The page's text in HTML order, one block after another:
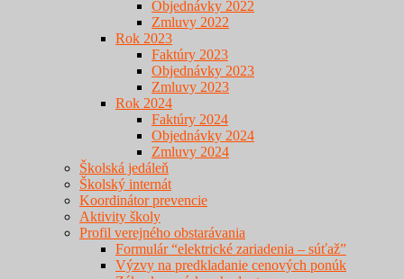
Objednávky 2022
Zmluvy 2022
Rok 2023
Faktúry 2023
Objednávky 2023
Zmluvy 2023
Rok 2024
Faktúry 2024
Objednávky 2024
Zmluvy 2024
Školská jedáleň
Školský internát
Koordinátor prevencie
Aktivity školy
Profil verejného obstarávania
Formulár “elektrické zariadenia – súťaž”
Výzvy na predkladanie cenových ponúk